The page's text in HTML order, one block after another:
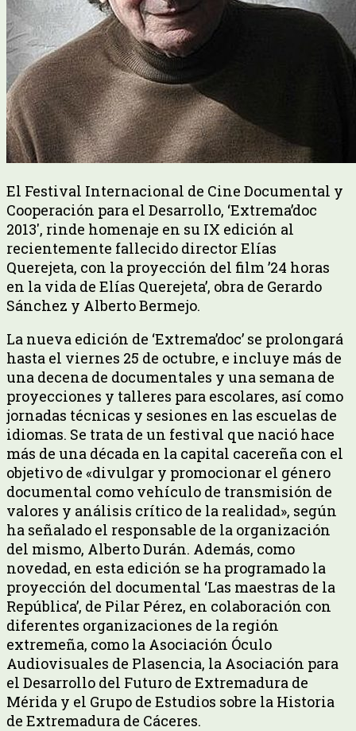
El Festival Internacional de Cine Documental y
Cooperación para el Desarrollo, ‘Extrema’doc
2013′, rinde homenaje en su IX edición al
recientemente fallecido director Elías
Querejeta, con la proyección del film ’24 horas
en la vida de Elías Querejeta’, obra de Gerardo
Sánchez y Alberto Bermejo.
La nueva edición de ‘Extrema’doc’ se prolongará
hasta el viernes 25 de octubre, e incluye más de
una decena de documentales y una semana de
proyecciones y talleres para escolares, así como
jornadas técnicas y sesiones en las escuelas de
idiomas. Se trata de un festival que nació hace
más de una década en la capital cacereña con el
objetivo de «divulgar y promocionar el género
documental como vehículo de transmisión de
valores y análisis crítico de la realidad», según
ha señalado el responsable de la organización
del mismo, Alberto Durán. Además, como
novedad, en esta edición se ha programado la
proyección del documental ‘Las maestras de la
República’, de Pilar Pérez, en colaboración con
diferentes organizaciones de la región
extremeña, como la Asociación Óculo
Audiovisuales de Plasencia, la Asociación para
el Desarrollo del Futuro de Extremadura de
Mérida y el Grupo de Estudios sobre la Historia
de Extremadura de Cáceres.